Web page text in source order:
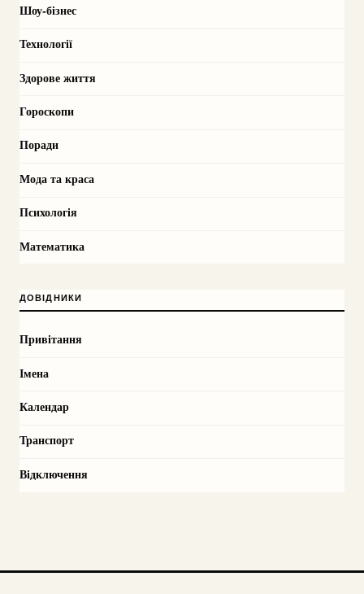
Шоу-бізнес
Технології
Здорове життя
Гороскопи
Поради
Мода та краса
Психологія
Математика
ДОВІДНИКИ
Привітання
Імена
Календар
Транспорт
Відключення